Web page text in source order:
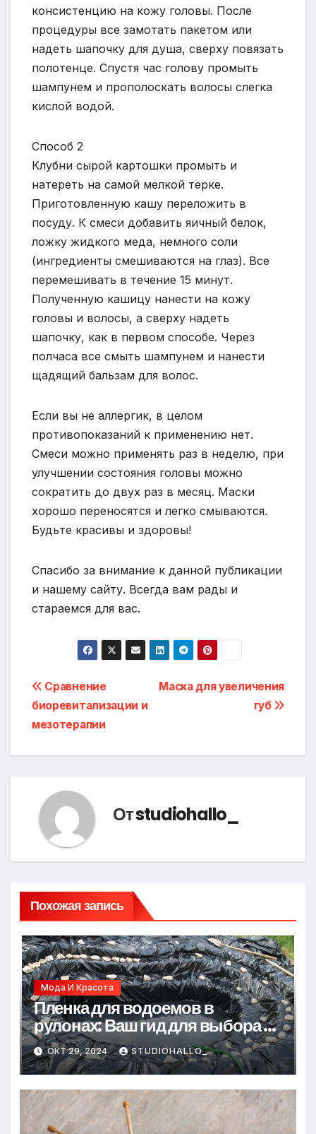
консистенцию на кожу головы. После
процедуры все замотать пакетом или
надеть шапочку для душа, сверху повязать
полотенце. Спустя час голову промыть
шампунем и прополоскать волосы слегка
кислой водой.
Способ 2
Клубни сырой картошки промыть и
натереть на самой мелкой терке.
Приготовленную кашу переложить в
посуду. К смеси добавить яичный белок,
ложку жидкого меда, немного соли
(ингредиенты смешиваются на глаз). Все
перемешивать в течение 15 минут.
Полученную кашицу нанести на кожу
головы и волосы, а сверху надеть
шапочку, как в первом способе. Через
полчаса все смыть шампунем и нанести
щадящий бальзам для волос.
Если вы не аллергик, в целом
противопоказаний к применению нет.
Смеси можно применять раз в неделю, при
улучшении состояния головы можно
сократить до двух раз в месяц. Маски
хорошо переносятся и легко смываются.
Будьте красивы и здоровы!
Спасибо за внимание к данной публикации
и нашему сайту. Всегда вам рады и
стараемся для вас.
Навигация
по
записям
Маска для увеличения
губ
Сравнение
биоревитализации и
мезотерапии
Отstudiohallo_
Похожая запись
Мода И Красота
Пленка для водоемов в
рулонах: Ваш гид для выбора и
применения
ОКТ 29, 2024 STUDIOHALLO_